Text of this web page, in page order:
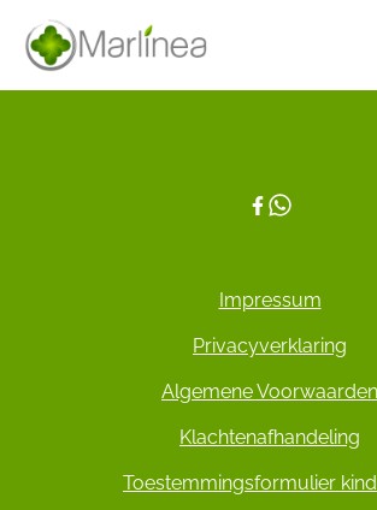
Impressum
Privacyverklaring
Algemene Voorwaarden
Klachtenafhandeling
Toestemmingsformulier